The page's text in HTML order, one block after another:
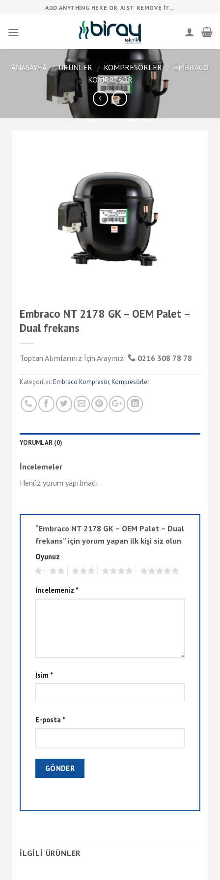
content
ADD ANYTHING HERE OR JUST REMOVE IT...
ANASAYFA / ÜRÜNLER / KOMPRESÖRLER / EMBRACO
KOMPRESÖR
Embraco NT 2178 GK – OEM Palet –
Dual frekans
Toptan Alımlarınız İçin Arayınız: 0216 308 78 78
Kategoriler:Embraco Kompresör,Kompresörler
YORUMLAR (0)
İncelemeler
Henüz yorum yapılmadı.
“Embraco NT 2178 GK – OEM Palet – Dual
frekans” için yorum yapan ilk kişi siz olun
Oyunuz
İncelemeniz *
İsim *
E-posta *
İLGILI ÜRÜNLER